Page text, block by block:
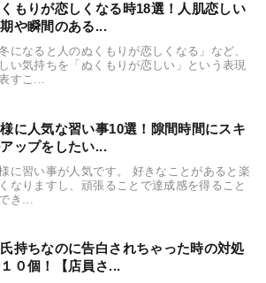
もりが恋しくなる時18選！人肌恋しい
や瞬間のある...
冬になると人のぬくもりが恋しくなる」など、
い気持ちを「ぬくもりが恋しい」という表現
すこ...
に人気な習い事10選！隙間時間にスキ
ップをしたい...
に習い事が人気です。 好きなことがあると楽
なりますし、頑張ることで達成感を得ること
き...
持ちなのに告白されちゃった時の対処
０個！【店員さ...